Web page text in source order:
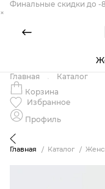
Финальные скидки до -
×
Главная
Каталог
Корзина
Избранное
Профиль
Главная Каталог